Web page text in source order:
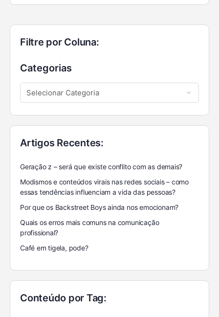
Filtre por Coluna:
Categorias
Artigos Recentes:
Geração z – será que existe conflito com as demais?
Modismos e conteúdos virais nas redes sociais – como
essas tendências influenciam a vida das pessoas?
Por que os Backstreet Boys ainda nos emocionam?
Quais os erros mais comuns na comunicação
profissional?
Café em tigela, pode?
Conteúdo por Tag: